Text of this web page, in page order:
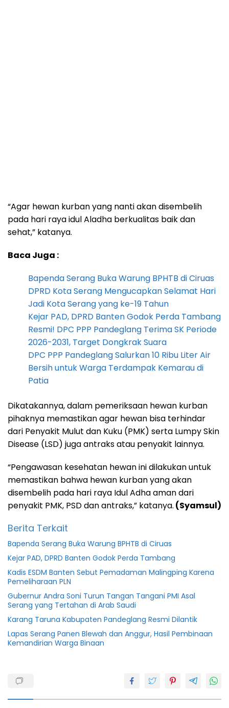
“Agar hewan kurban yang nanti akan disembelih
pada hari raya idul Aladha berkualitas baik dan
sehat,” katanya.
Baca Juga :
Bapenda Serang Buka Warung BPHTB di Ciruas
DPRD Kota Serang Mengucapkan Selamat Hari
Jadi Kota Serang yang ke-19 Tahun
Kejar PAD, DPRD Banten Godok Perda Tambang
Resmi! DPC PPP Pandeglang Terima SK Periode
2026-2031, Target Dongkrak Suara
DPC PPP Pandeglang Salurkan 10 Ribu Liter Air
Bersih untuk Warga Terdampak Kemarau di
Patia
Dikatakannya, dalam pemeriksaan hewan kurban
pihaknya memastikan agar hewan bisa terhindar
dari Penyakit Mulut dan Kuku (PMK) serta Lumpy Skin
Disease (LSD) juga antraks atau penyakit lainnya.
“Pengawasan kesehatan hewan ini dilakukan untuk
memastikan bahwa hewan kurban yang akan
disembelih pada hari raya Idul Adha aman dari
penyakit PMK, PSD dan antraks,” katanya. (Syamsul)
Berita Terkait
Bapenda Serang Buka Warung BPHTB di Ciruas
Kejar PAD, DPRD Banten Godok Perda Tambang
Kadis ESDM Banten Sebut Pemadaman Malingping Karena
Pemeliharaan PLN
Gubernur Andra Soni Turun Tangan Tangani PMI Asal
Serang yang Tertahan di Arab Saudi
Karang Taruna Kabupaten Pandeglang Resmi Dilantik
Lapas Serang Panen Blewah dan Anggur, Hasil Pembinaan
Kemandirian Warga Binaan
Idul
Adha